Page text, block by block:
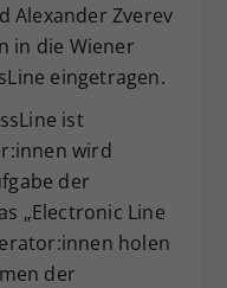
Alexander Zverev
in die Wiener
eingetragen.
ist
wird
der
„Electronic Line
holen
der